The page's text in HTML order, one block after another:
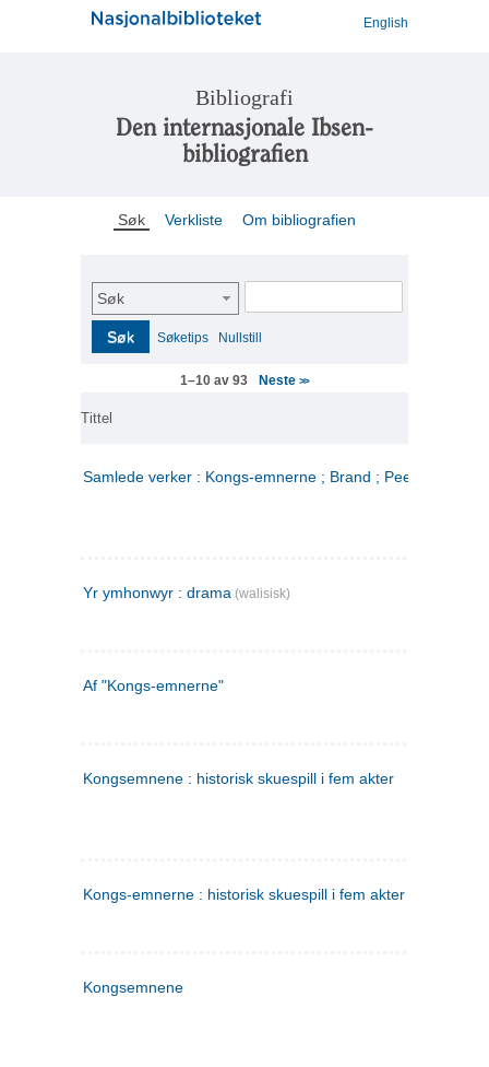
English
Bibliografi
Den internasjonale Ibsen-
bibliografien
Søk Verkliste Om bibliografien
Søk
Søk Søketips Nullstill
1–10 av 93 Neste>>
Tittel
Samlede verker : Kongs-emnerne ; Brand ; Peer Gynt. 2
Yr ymhonwyr : drama (walisisk)
Af "Kongs-emnerne"
Kongsemnene : historisk skuespill i fem akter
Kongs-emnerne : historisk skuespill i fem akter
Kongsemnene